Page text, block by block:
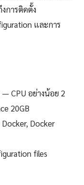
การติดตั้ง
และการ
CPU อย่างน้อย 2
20GB
Docker
files